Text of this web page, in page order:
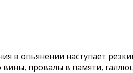
в опьянении наступает
вины, провалы в памяти,